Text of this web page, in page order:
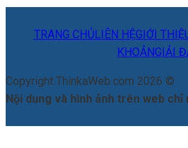
TRANG CHỦLIÊN HỆGIỚI
KHOẢNGIẢI
Copyright ThinkaWeb.com 2026 ©
Nội dung và hình ảnh trên web